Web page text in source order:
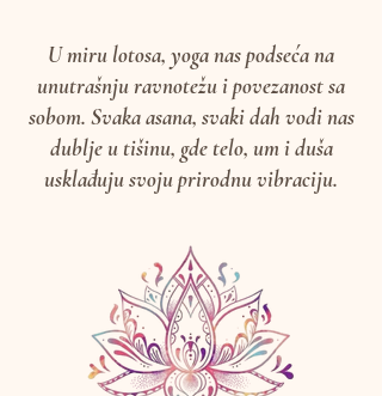
U miru lotosa, yoga nas podseća na
unutrašnju ravnotežu i povezanost sa
sobom. Svaka asana, svaki dah vodi nas
dublje u tišinu, gde telo, um i duša